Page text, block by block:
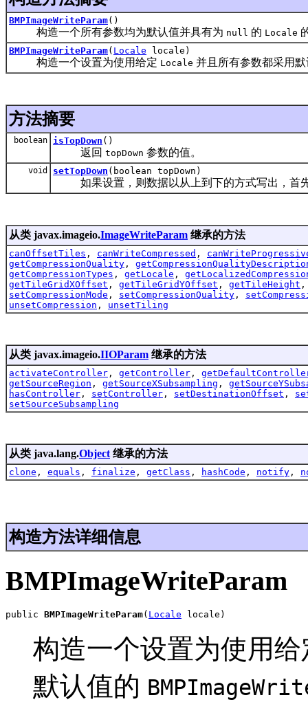
BMPImageWriteParam()
构造一个所有参数均为默认值并具有为 null 的 Locale
BMPImageWriteParam( Locale locale)
构造一个设置为使用给定 Locale 并且所有参数都采用
方法摘要
boolean isTopDown ()
返回 topDown 参数的值。
void setTopDown (boolean topDown)
如果设置，则数据以从上到下的方式写出，首
从类 javax.imageio.ImageWriteParam 继承的方法
canOffsetTiles , canWriteCompressed ,
getCompressionQuality ,
getCompressionTypes , getLocale ,
getTileGridXOffset , getTileGridYOffset , getTileHeight
setCompressionMode , setCompressionQuality ,
unsetCompression , unsetTiling
从类 javax.imageio.IIOParam 继承的方法
activateController , getController ,
getSourceRegion , getSourceXSubsampling ,
hasController , setController , setDestinationOffset ,
setSourceSubsampling
从类 java.lang.Object 继承的方法
clone , equals , finalize , getClass , hashCode , notify ,
构造方法详细信息
BMPImageWriteParam
public BMPImageWriteParam( Locale locale)
构造一个设置为使用
默认值的